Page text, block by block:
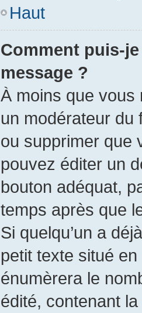
Haut
Comment puis-
message ?
À moins que
un modérateur du
ou supprimer que
pouvez éditer un
bouton adéquat,
temps après que
Si quelqu’un a
petit texte situé
énumèrera le
édité, contenant la